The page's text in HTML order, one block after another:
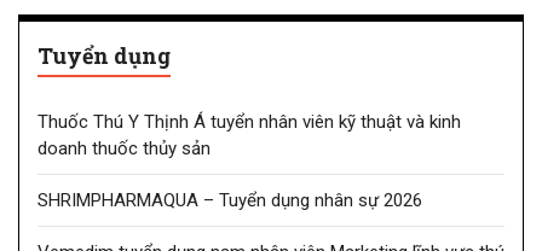
Tuyển dụng
Thuốc Thú Y Thịnh Á tuyển nhân viên kỹ thuật và kinh
doanh thuốc thủy sản
SHRIMPHARMAQUA – Tuyển dụng nhân sự 2026